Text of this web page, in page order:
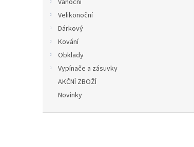
Vánoční
Velikonoční
Dárkový
Kování
Obklady
Vypínače a zásuvky
AKČNÍ ZBOŽÍ
Novinky